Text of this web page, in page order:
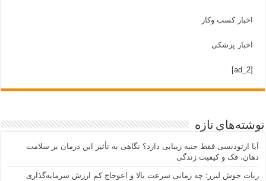
اخبار کسب وکار
اخبار پزشکی
[ad_2]
نوشته‌های تازه
آیا ارتودنسی فقط جنبه زیبایی دارد؟ نگاهی به تأثیر این درمان بر سلامت
دهان، فک و کیفیت زندگی
ربات جوش لیزر؛ چه زمانی سرعت بالا و اعوجاج کم ارزش سرمایه‌گذاری